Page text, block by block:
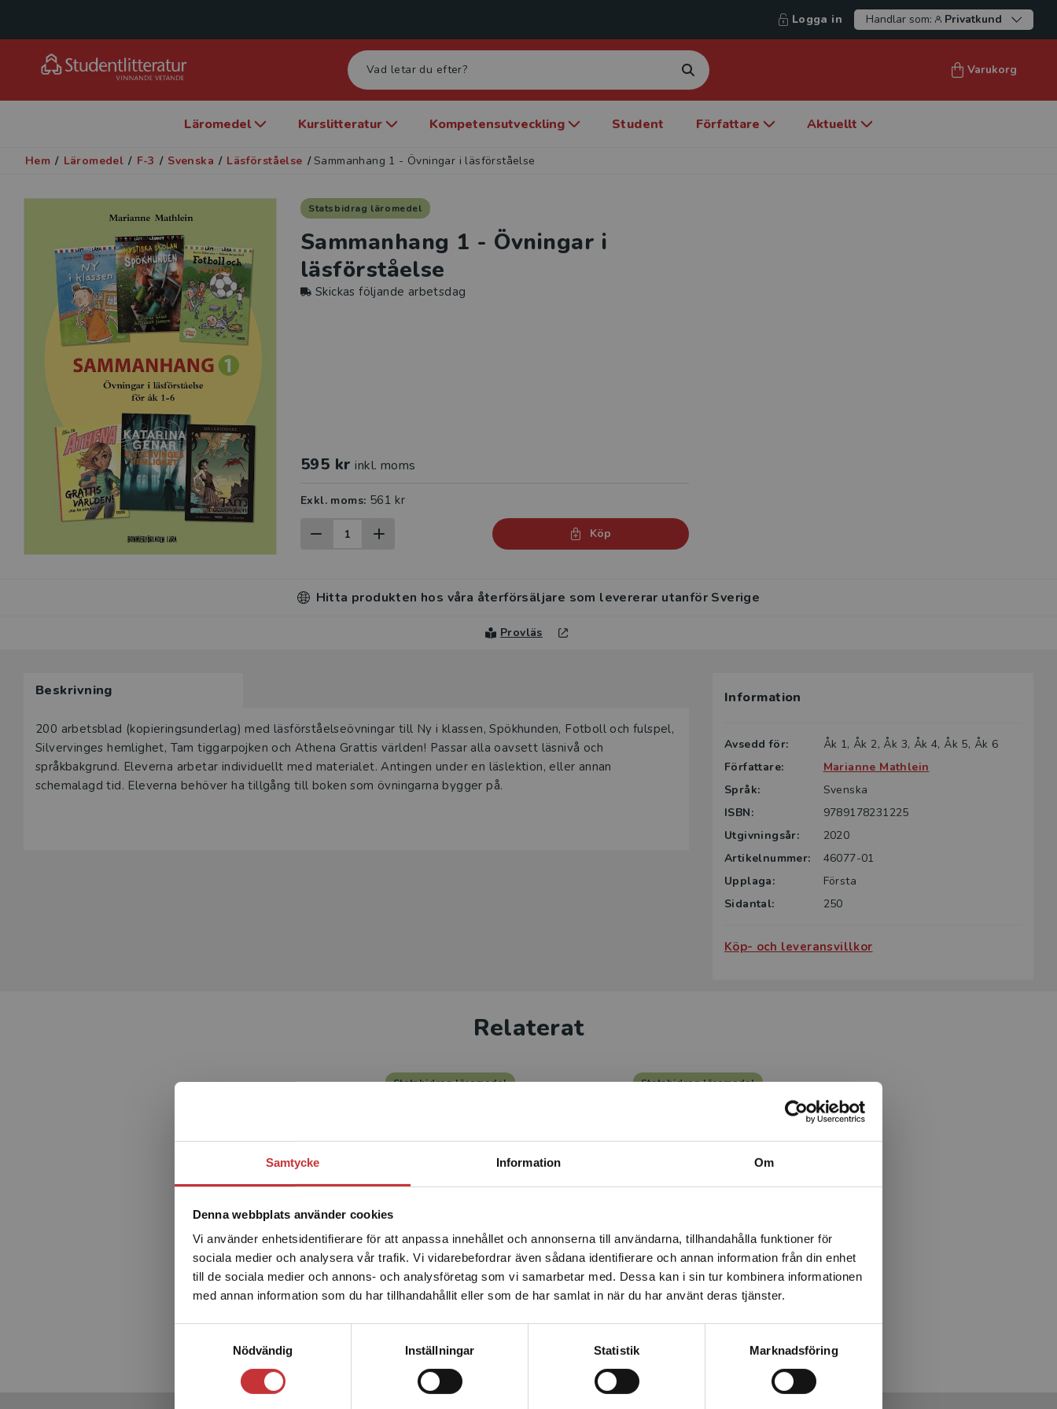
Samtycke Information Om
Denna webbplats använder cookies
Vi använder enhetsidentifierare för att anpassa innehållet och annonserna till användarna, tillhandahålla funktioner för
sociala medier och analysera vår trafik. Vi vidarebefordrar även sådana identifierare och annan information från din enhet
till de sociala medier och annons- och analysföretag som vi samarbetar med. Dessa kan i sin tur kombinera informationen
med annan information som du har tillhandahållit eller som de har samlat in när du har använt deras tjänster.
Nödvändig
Inställningar Statistik Marknadsföring
Begränsad fraktregion
Det verkar som att du besöker studentlitteratur.se via en
enhet utanför Sverige. Vi erbjuder inte leveranser utanför
Sverige. För att kunna slutföra ett köp måste
leveransadressen vara i Sverige.Läs mer
Logga in Handlar som: Privatkund
Varukorg
Läromedel Kurslitteratur Kompetensutveckling Student Författare Aktuellt
Hem / Läromedel / F-3 / Svenska / Läsförståelse / Sammanhang 1 - Övningar i läsförståelse
Statsbidrag läromedel
Sammanhang 1 - Övningar i
läsförståelse
Skickas följande arbetsdag
595 kr inkl. moms
Exkl. moms: 561 kr
Köp
Hitta produkten hos våra återförsäljare som levererar utanför Sverige
Provläs
Beskrivning
200 arbetsblad (kopieringsunderlag) med läsförståelseövningar till Ny i klassen, Spökhunden, Fotboll och fulspel,
Silvervinges hemlighet, Tam tiggarpojken och Athena Grattis världen! Passar alla oavsett läsnivå och
språkbakgrund. Eleverna arbetar individuellt med materialet. Antingen under en läslektion, eller annan
schemalagd tid. Eleverna behöver ha tillgång till boken som övningarna bygger på.
Information
Avsedd för:
Åk 1, Åk 2, Åk 3, Åk 4, Åk 5, Åk 6
Författare:
Marianne Mathlein
Språk:
Svenska
ISBN:
9789178231225
Utgivningsår:
2020
Artikelnummer:
46077-01
Upplaga:
Första
Sidantal:
250
Köp- och leveransvillkor
Relaterat
Sammanhang 2 - Övningar i
läsförståelse
Mathlein, Marianne
Statsbidrag läromedel
läsförståelse
Mathlein, Marianne
Statsbidrag läromedel